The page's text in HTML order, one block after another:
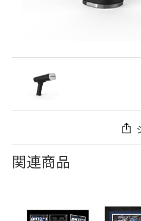
関連商品